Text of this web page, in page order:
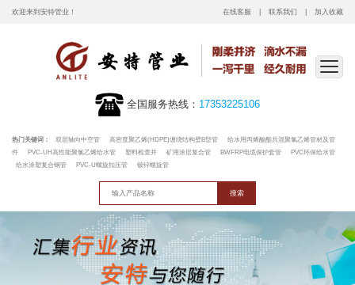
欢迎来到安特管业！ 在线客服 联系我们 加入收藏
全国服务热线： 17353225106
热门关键词： 双层轴向中空管 高密度聚乙烯(HDPE)缠绕结构壁B型管
给水用丙烯酸酯共混聚氯乙烯管材及管
件
PVC-UH高性能聚氯乙烯给水管 塑料检查井 矿用涂层复合管 BWFRP电缆保护套管
PVC环保给水管
给水涂塑复合钢管
PVC-U螺旋扣压管 镀锌螺旋管